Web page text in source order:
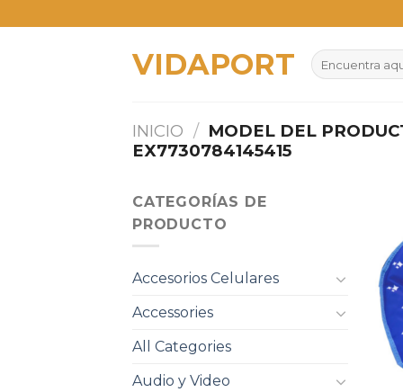
to
VIDAPORT
Buscar
por:
INICIO / MODEL DEL
EX7730784145415
CATEGORÍAS DE
PRODUCTO
Accesorios Celulares
Accessories
All Categories
Audio y Video